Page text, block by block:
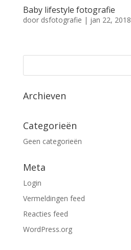
Baby lifestyle fotografie
door dsfotografie | jan 22, 2018
Archieven
Categorieën
Geen categorieën
Meta
Login
Vermeldingen feed
Reacties feed
WordPress.org